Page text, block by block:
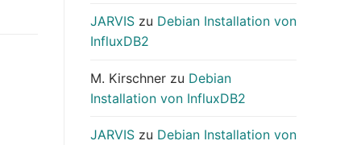
JARVIS zu Debian Installation von
InfluxDB2
M. Kirschner zu Debian
Installation von InfluxDB2
JARVIS zu Debian Installation von